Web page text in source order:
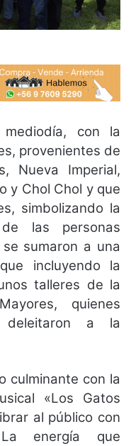
con la
provenientes de
Nueva Imperial,
y Chol Chol y que
simbolizando la
las personas
sumaron a una
incluyendo la
talleres de la
quienes
deleitaron a la
culminante con la
«Los Gatos
al público con
energía que